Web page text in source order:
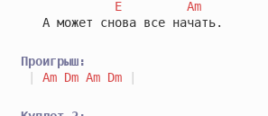
E
Am
   А может снова все начать.
Проигрыш:
|
Am Dm Am Dm |